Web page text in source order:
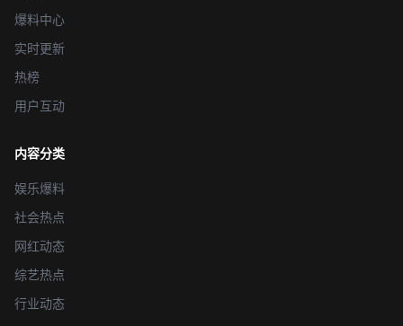
爆料中心
实时更新
热榜
用户互动
内容分类
娱乐爆料
社会热点
网红动态
综艺热点
行业动态